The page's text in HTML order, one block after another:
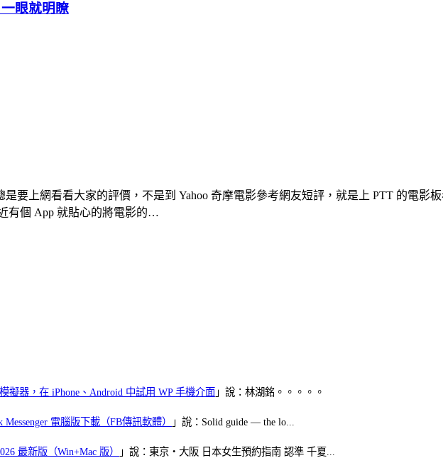
眼就明瞭
要上網看看大家的評價，不是到 Yahoo 奇摩電影參考網友短評，就是上 PTT 的電影
有個 App 就貼心的將電影的…
擬器，在 iPhone、Android 中試用 WP 手機介面 」說：林湖銘。。。。。
Messenger 電腦版下載（FB傳訊軟體） 」說：Solid guide — the lo...
最新版（Win+Mac 版） 」說：東京・大阪 日本女生預約指南 認準 千夏...